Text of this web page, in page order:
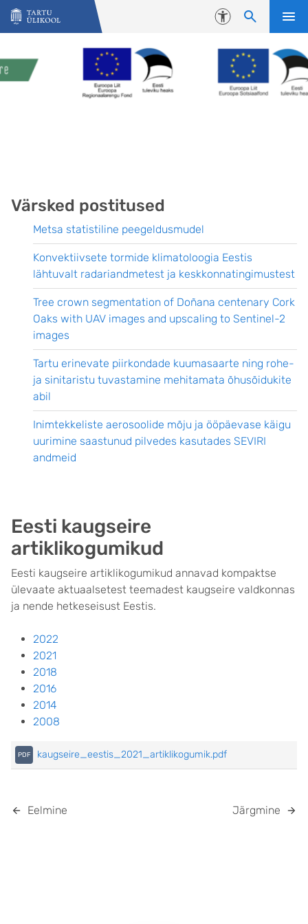
Liigu edasi põhisisu juurde
Juurdepääsetavus
Eesti kaugseire
artiklikogumikud
Eesti kaugseire artiklikogumikud annavad kompaktse
ülevaate aktuaalsetest teemadest kaugseire valdkonnas
ja nende hetkeseisust Eestis.
2022
2021
2018
2016
2014
2008
kaugseire_eestis_2021_artiklikogumik.pdf
Eelmine Järgmine
Värsked postitused
Metsa statistiline peegeldusmudel
Konvektiivsete tormide klimatoloogia Eestis
lähtuvalt radariandmetest ja keskkonnatingimustest
Tree crown segmentation of Doñana centenary Cork
Oaks with UAV images and upscaling to Sentinel-2
images
Tartu erinevate piirkondade kuumasaarte ning rohe-
ja sinitaristu tuvastamine mehitamata õhusõidukite
abil
Inimtekkeliste aerosoolide mõju ja ööpäevase käigu
uurimine saastunud pilvedes kasutades SEVIRI
andmeid